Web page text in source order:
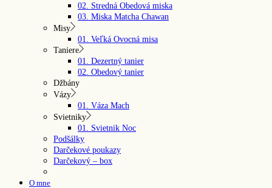
02. Stredná Obedová miska
03. Miska Matcha Chawan
Misy
01. Veľká Ovocná misa
Taniere
01. Dezertný tanier
02. Obedový tanier
Džbány
Vázy
01. Váza Mach
Svietniky
01. Svietnik Noc
Podšálky
Darčekové poukazy
Darčekový – box
O mne